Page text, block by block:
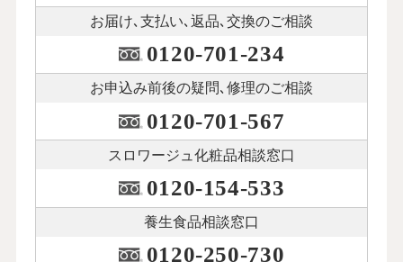
お届け､支払い､ 返品､交換のご相談
0120-701-234
お申込み前後の疑問､修理のご相談
0120-701-567
スロワージュ化粧品相談窓口
0120-154-533
養生食品相談窓口
0120-250-730